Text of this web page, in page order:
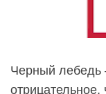
Черный лебедь
отрицательное,